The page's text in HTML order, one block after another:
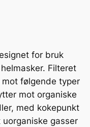
for bruk
Filteret
følgende typer
mot organiske
med kokepunkt
gasser